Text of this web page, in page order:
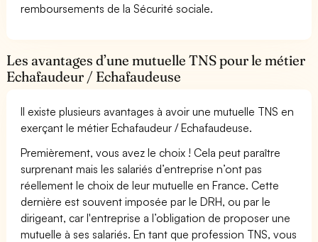
remboursements de la Sécurité sociale.
Les avantages d’une mutuelle TNS pour le métier
Echafaudeur / Echafaudeuse
Il existe plusieurs avantages à avoir une mutuelle TNS en
exerçant le métier Echafaudeur / Echafaudeuse.
Premièrement, vous avez le choix ! Cela peut paraître
surprenant mais les salariés d’entreprise n’ont pas
réellement le choix de leur mutuelle en France. Cette
dernière est souvent imposée par le DRH, ou par le
dirigeant, car l'entreprise a l’obligation de proposer une
mutuelle à ses salariés. En tant que profession TNS, vous